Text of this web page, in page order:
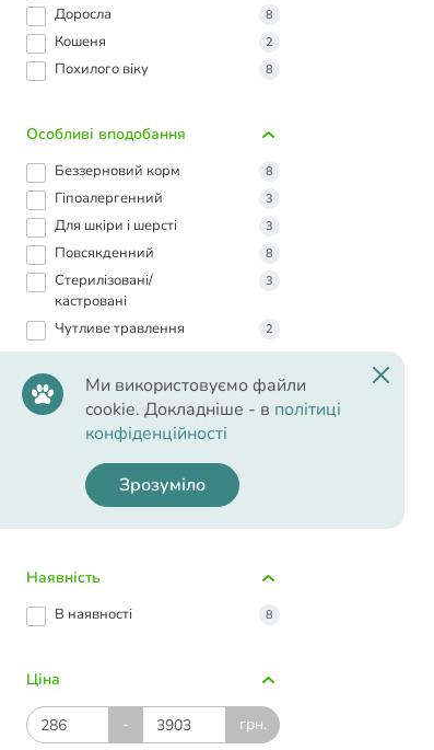
Доросла 8
Кошеня 2
Похилого віку 8
Особливі вподобання
Беззерновий корм 8
Гіпоалергенний 3
Для шкіри і шерсті 3
Повсякденний 8
Стерилізовані/
кастровані
3
Чутливе травлення 2
Тип шерсті
Всі типи шерсті
Короткошерсті
Напівдовгошерсті
Наявність
В наявності 8
Ціна
- грн.
Ми використовуємо файли
cookie. Докладніше - в політиці
конфіденційності
Зрозуміло